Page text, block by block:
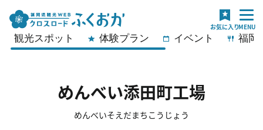
観光スポット 体験プラン イベント 福岡
めんべい添田町工場
めんべいそえだまちこうじょう